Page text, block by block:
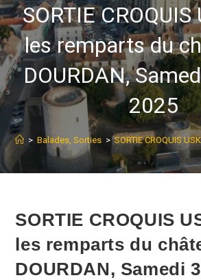
SORTIE CROQUIS
les remparts du
DOURDAN,
2025
> Balades, Sorties > SORTIE CROQUIS
SORTIE CROQUIS
les remparts du
DOURDAN, Samedi